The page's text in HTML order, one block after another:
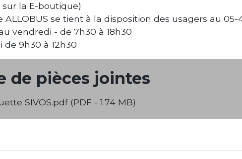
la E-boutique)
ALLOBUS se tient à la disposition des usagers au
vendredi - de 7h30 à 18h30
de 9h30 à 12h30
de pièces jointes
SIVOS.pdf (PDF - 1.74 MB)